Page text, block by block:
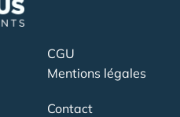
CGU
Mentions légales
Contact